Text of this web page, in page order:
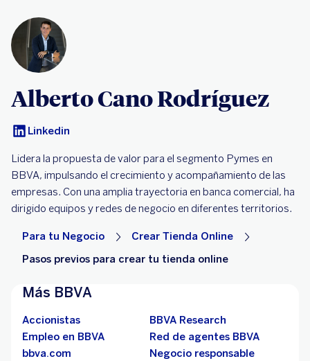
Alberto Cano Rodríguez
Linkedin
Lidera la propuesta de valor para el segmento Pymes en
BBVA, impulsando el crecimiento y acompañamiento de las
empresas. Con una amplia trayectoria en banca comercial, ha
dirigido equipos y redes de negocio en diferentes territorios.
Para tu Negocio
Crear Tienda Online
Pasos previos para crear tu tienda online
Más BBVA
Accionistas
BBVA Research
Empleo en BBVA
Red de agentes BBVA
bbva.com
Negocio responsable